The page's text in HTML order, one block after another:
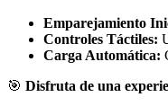
Emparejamiento
Controles Táctiles:
Carga Automática:
🎯 Disfruta de una